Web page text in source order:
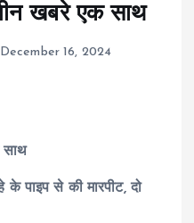
खबरे एक साथ
December 16, 2024
साथ
पाइप से की मारपीट, दो